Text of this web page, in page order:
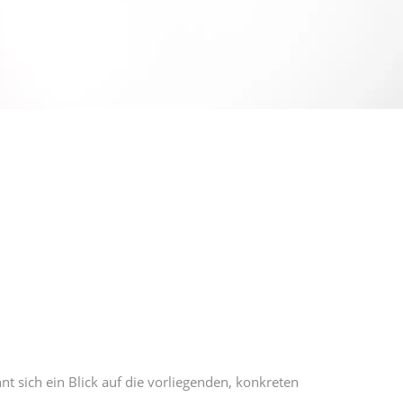
sich ein Blick auf die vorliegenden, konkreten